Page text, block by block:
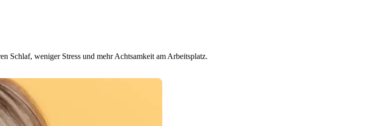
Schlaf, weniger Stress und mehr Achtsamkeit am Arbeitsplatz.